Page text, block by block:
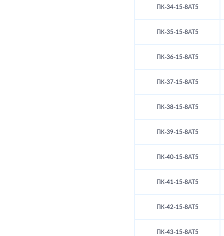
ПК-34-15-8АТ5
ПК-35-15-8АТ5
ПК-36-15-8АТ5
ПК-37-15-8АТ5
ПК-38-15-8АТ5
ПК-39-15-8АТ5
ПК-40-15-8АТ5
ПК-41-15-8АТ5
ПК-42-15-8АТ5
ПК-43-15-8АТ5